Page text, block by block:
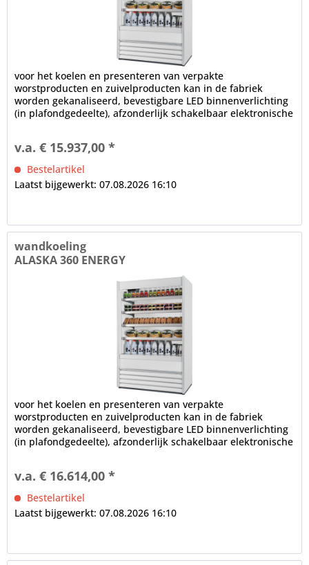
voor het koelen en presenteren van verpakte
worstproducten en zuivelproducten kan in de fabriek
worden gekanaliseerd, bevestigbare LED binnenverlichting
(in plafondgedeelte), afzonderlijk schakelbaar elektronische
v.a. € 15.937,00 *
Bestelartikel
Laatst bijgewerkt: 07.08.2026 16:10
wandkoeling
ALASKA 360 ENERGY
voor het koelen en presenteren van verpakte
worstproducten en zuivelproducten kan in de fabriek
worden gekanaliseerd, bevestigbare LED binnenverlichting
(in plafondgedeelte), afzonderlijk schakelbaar elektronische
v.a. € 16.614,00 *
Bestelartikel
Laatst bijgewerkt: 07.08.2026 16:10